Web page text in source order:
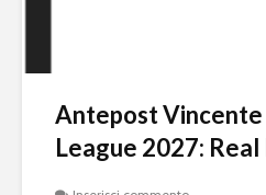
Antepost Vincente
League 2027: Real